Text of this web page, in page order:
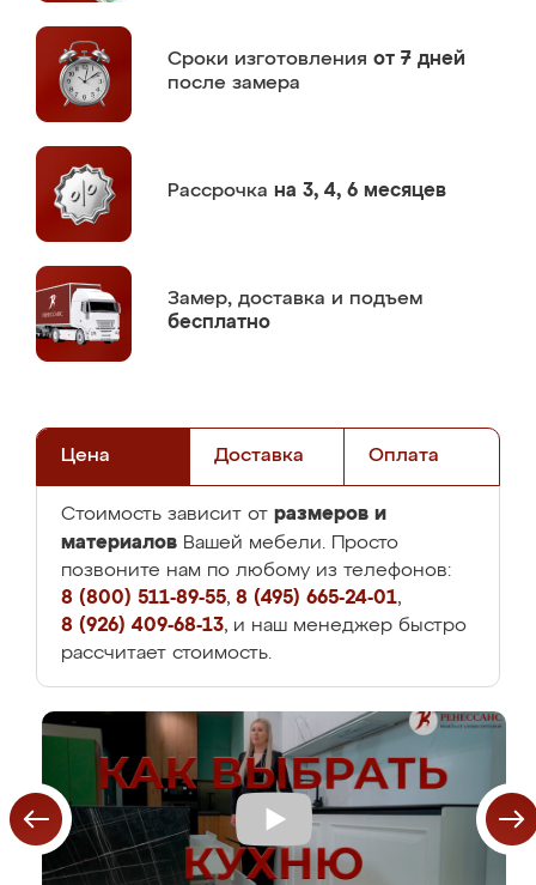
Сроки изготовления от 7 дней
после замера
Рассрочка на 3, 4, 6 месяцев
Замер, доставка и подъем
бесплатно
Цена Доставка Оплата
Стоимость зависит от размеров и
материалов Вашей мебели. Просто
позвоните нам по любому из телефонов:
8 (800) 511-89-55, 8 (495) 665-24-01,
8 (926) 409-68-13, и наш менеджер быстро
рассчитает стоимость.